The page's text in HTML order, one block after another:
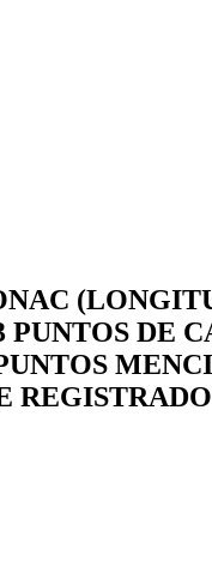
DE
REGISTRADO